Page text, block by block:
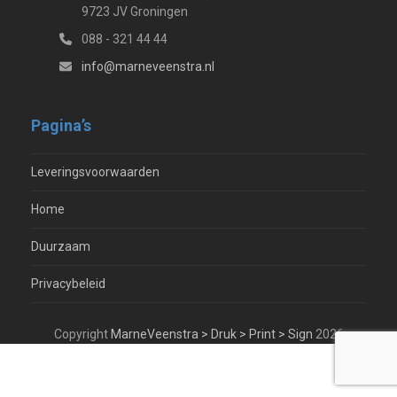
9723 JV Groningen
088 - 321 44 44
info@marneveenstra.nl
Pagina’s
Leveringsvoorwaarden
Home
Duurzaam
Privacybeleid
Copyright MarneVeenstra > Druk > Print > Sign 2026